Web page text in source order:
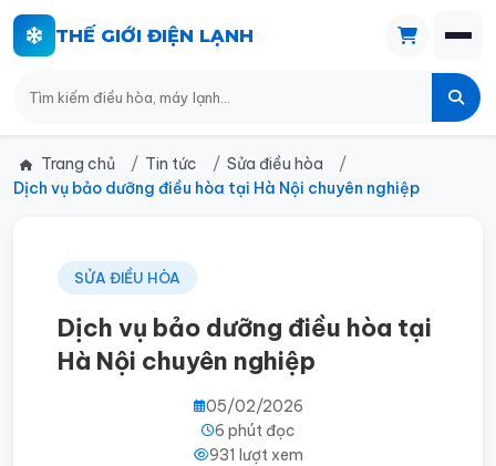
THẾ GIỚI ĐIỆN LẠNH
Trang chủ Tin tức
Sửa điều hòa
Dịch vụ bảo dưỡng điều hòa tại Hà Nội chuyên nghiệp
SỬA ĐIỀU HÒA
Dịch vụ bảo dưỡng điều hòa tại
Hà Nội chuyên nghiệp
05/02/2026
6 phút đọc
931 lượt xem